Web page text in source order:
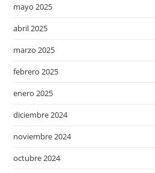
mayo 2025
abril 2025
marzo 2025
febrero 2025
enero 2025
diciembre 2024
noviembre 2024
octubre 2024